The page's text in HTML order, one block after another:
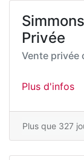
Privée
Vente privée
Plus d'infos
Plus que 327